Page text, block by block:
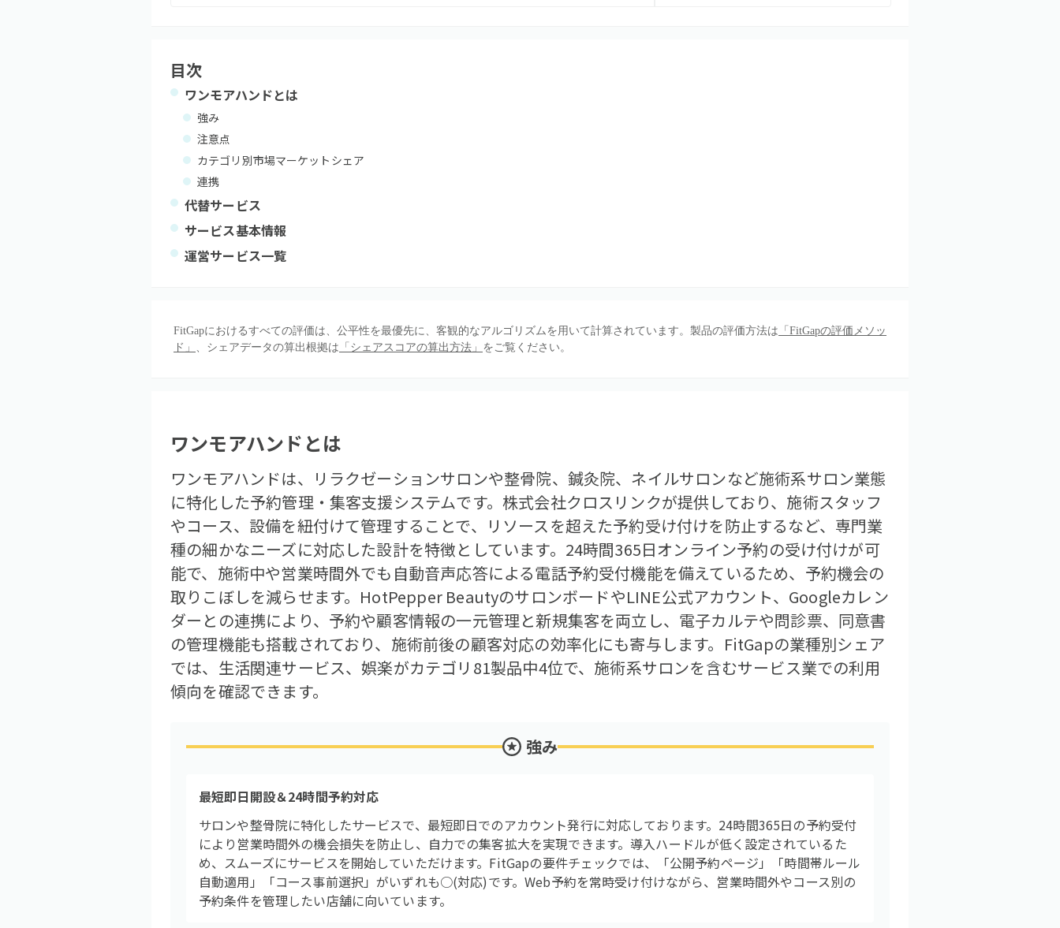
目次
ワンモアハンドとは
強み
注意点
カテゴリ別市場マーケットシェア
連携
代替サービス
サービス基本情報
運営サービス一覧
FitGapにおけるすべての評価は、公平性を最優先に、客観的なアルゴリズムを用いて計算されています。製品の評価方法は 「FitGapの評価メソッ
ド」 、シェアデータの算出根拠は 「シェアスコアの算出方法」 をご覧ください。
ワンモアハンド とは
ワンモアハンドは、リラクゼーションサロンや整骨院、鍼灸院、ネイルサロンなど施術系サロン業態
に特化した予約管理・集客支援システムです。株式会社クロスリンクが提供しており、施術スタッフ
やコース、設備を紐付けて管理することで、リソースを超えた予約受け付けを防止するなど、専門業
種の細かなニーズに対応した設計を特徴としています。24時間365日オンライン予約の受け付けが可
能で、施術中や営業時間外でも自動音声応答による電話予約受付機能を備えているため、予約機会の
取りこぼしを減らせます。HotPepper BeautyのサロンボードやLINE公式アカウント、Googleカレン
ダーとの連携により、予約や顧客情報の一元管理と新規集客を両立し、電子カルテや問診票、同意書
の管理機能も搭載されており、施術前後の顧客対応の効率化にも寄与します。FitGapの業種別シェア
では、生活関連サービス、娯楽がカテゴリ81製品中4位で、施術系サロンを含むサービス業での利用
傾向を確認できます。
強み
最短即日開設＆24時間予約対応
サロンや整骨院に特化したサービスで、最短即日でのアカウント発行に対応しております。24時間365日の予約受付
により営業時間外の機会損失を防止し、自力での集客拡大を実現できます。導入ハードルが低く設定されているた
め、スムーズにサービスを開始していただけます。FitGapの要件チェックでは、「公開予約ページ」「時間帯ルール
自動適用」「コース事前選択」がいずれも○(対応)です。Web予約を常時受け付けながら、営業時間外やコース別の
予約条件を管理したい店舗に向いています。